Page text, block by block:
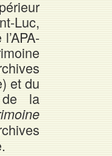
Luc,
et du
de la